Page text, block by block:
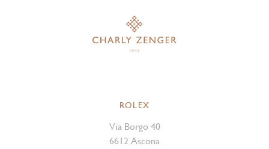
ROLEX
Via Borgo 40
6612 Ascona